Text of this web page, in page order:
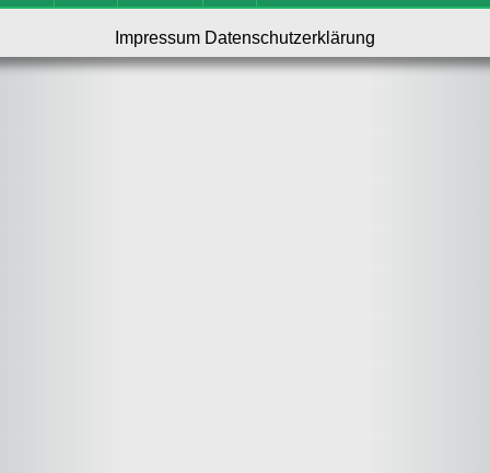
Impressum Datenschutzerklärung